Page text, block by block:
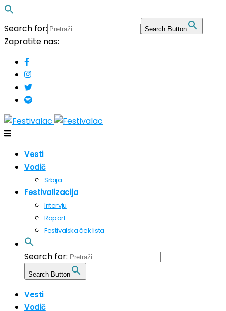
Search for: Search Button
Zapratite nas:
Vesti
Vodič
Srbija
Festivalizacija
Intervju
Raport
Festivalska ček lista
Search for:
Search Button
Vesti
Vodič